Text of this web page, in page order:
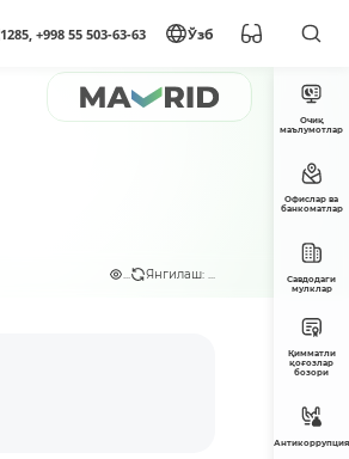
1285, +998 55 503-63-63 Ўзб
Янгилаш: ...
Очиқ
маълумотлар
Офислар ва
банкоматлар
Савдодаги
мулклар
Қимматли
қоғозлар
бозори
Антикоррупция